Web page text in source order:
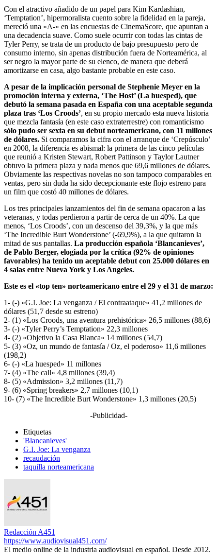
Con el atractivo añadido de un papel para Kim Kardashian,
‘Temptation’, hipermoralista cuento sobre la fidelidad en la pareja,
mereció una «A-» en las encuestas de CinemaScore, que apuntan a
una decadencia suave. Como suele ocurrir con todas las cintas de
Tyler Perry, se trata de un producto de bajo presupuesto pero de
consumo interno, sin apenas distribución fuera de Norteamérica, al
ser negro la mayor parte de su elenco, de manera que deberá
amortizarse en casa, algo bastante probable en este caso.
A pesar de la implicación personal de Stephenie Meyer en la
promoción interna y externa, ‘The Host’ (La huesped), que
debutó la semana pasada en España con una aceptable segunda
plaza tras ‘Los Croods’, en su propio mercado esta nueva historia
que mezcla fantasía (en este caso extraterrestre) con romanticismo
sólo pudo ser sexta en su debut norteamericano, con 11 millones
de dólares. Si comparamos la cifra con el arranque de ‘Crepúsculo’
en 2008, la diferencia es abismal: la primera de las cinco películas
que reunió a Kristen Stewart, Robert Pattinson y Taylor Lautner
obtuvo la primera plaza y nada menos que 69,6 millones de dólares.
Obviamente las respectivas novelas no son tampoco comparables en
ventas, pero sin duda ha sido decepcionante este flojo estreno para
un film que costó 40 millones de dólares.
Los tres principales lanzamientos del fin de semana opacaron a las
veteranas, y todas perdieron a partir de cerca de un 40%. La que
menos, ‘Los Croods’, con un descenso del 39,3%, y la que más
‘The Incredible Burt Wonderstone’ (-69,9%), a la que quitaron la
mitad de sus pantallas. La producción española ‘Blancanieves’,
de Pablo Berger, elogiada por la crítica (92% de opiniones
favorables) ha tenido un aceptable debut con 25.000 dólares en
4 salas entre Nueva York y Los Angeles.
Este es el «top ten» norteamericano entre el 29 y el 31 de marzo:
1- (-) «G.I. Joe: La venganza / El contraataque» 41,2 millones de
dólares (51,7 desde su estreno)
2- (1) «Los Croods, una aventura prehistórica» 26,5 millones (88,6)
3- (-) «Tyler Perry’s Temptation» 22,3 millones
4- (2) «Objetivo la Casa Blanca» 14 millones (54,7)
5- (3) «Oz, un mundo de fantasía / Oz, el poderoso» 11,6 millones
(198,2)
6- (-) «La huesped» 11 millones
7- (4) «The call» 4,8 millones (39,4)
8- (5) «Admission» 3,2 millones (11,7)
9- (6) «Spring breakers» 2,7 millones (10,1)
10- (7) «The Incredible Burt Wonderstone» 1,3 millones (20,5)
-Publicidad-
Etiquetas
'Blancanieves'
G.I. Joe: La venganza
recaudación
taquilla norteamericana
Redacción A451
https://www.audiovisual451.com/
El medio online de la industria audiovisual en español. Desde 2012.